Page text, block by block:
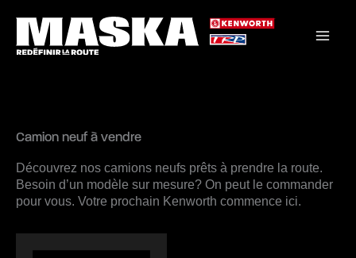
contenu
Camion neuf à vendre
Découvrez nos camions neufs prêts à prendre la route.
Besoin d’un modèle sur mesure? On peut le commander
pour vous. Votre prochain Kenworth commence ici.